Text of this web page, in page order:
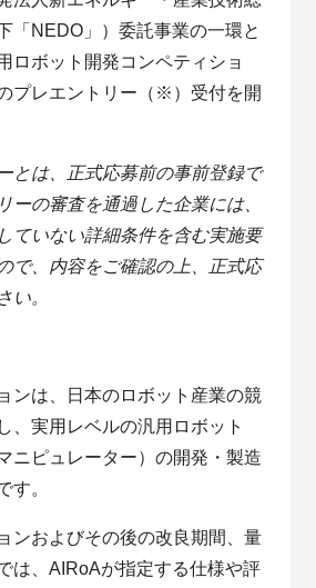
「NEDO」）委託事業の一環と
ロボット開発コンペティショ
プレエントリー（※）受付を開
とは、正式応募前の事前登録で
ーの審査を通過した企業には、
ていない詳細条件を含む実施要
で、内容をご確認の上、正式応
い。
ンは、日本のロボット産業の競
、実用レベルの汎用ロボット
ニピュレーター）の開発・製造
す。
ンおよびその後の改良期間、量
は、AIRoAが指定する仕様や評